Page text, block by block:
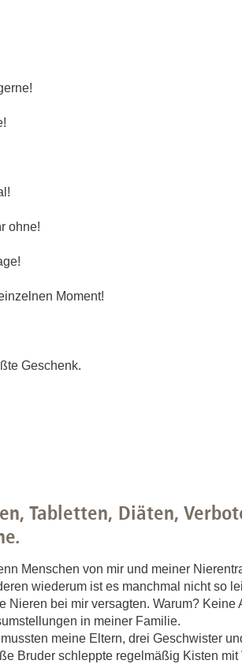
Dekanin für Forschung
Gute wissenschaftliche
ohne!
Moment!
Geschenk.
Tabletten, Diäten,
Menschen von mir und meiner
wiederum ist es manchmal nicht so
Nieren bei mir versagten. Warum?
in meiner Familie.
meine Eltern, drei Geschwister
Bruder schleppte regelmäßig Kisten